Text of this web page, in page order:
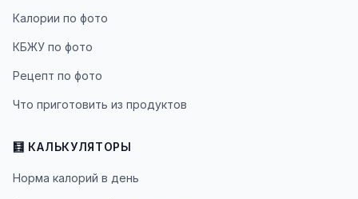
Калории по фото
КБЖУ по фото
Рецепт по фото
Что приготовить из продуктов
🧮 КАЛЬКУЛЯТОРЫ
Норма калорий в день